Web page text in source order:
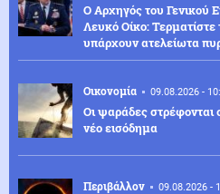
Ο Αρχηγός του Γενικού
Λευκό Οίκο:
υπάρχουν ατελείωτα
Οικονομία 09.08.2026 -
Οι ψαράδες στρέφονται
νέο εισόδημα
Περιβάλλον 09.08.2026 -